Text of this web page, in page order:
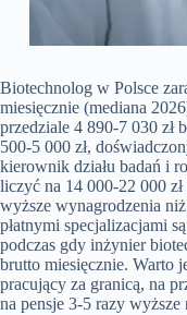
Biotechnolog w Polsce
miesięcznie (mediana
przedziale 4 890-7 030 zł
500-5 000 zł,
kierownik działu badań i
liczyć na 14 000-22 000
wyższe wynagrodzenia
płatnymi specjalizacjami
podczas gdy inżynier
brutto miesięcznie. Warto
pracujący za granicą, na
na pensje 3-5 razy wyższe